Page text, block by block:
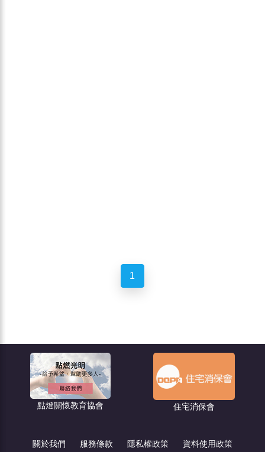
1
點燈關懷教育協會 住宅消保會
關於我們 服務條款 隱私權政策 資料使用政策